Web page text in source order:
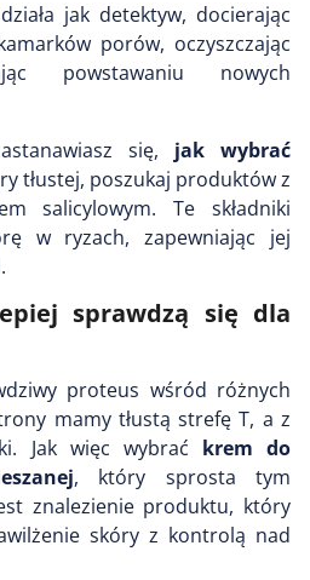
jak detektyw, docierając
porów, oczyszczając
powstawaniu nowych
się, jak wybrać
tłustej, poszukaj produktów z
salicylowym. Te składniki
w ryzach, zapewniając jej
sprawdzą się dla
proteus wśród różnych
mamy tłustą strefę T, a z
Jak więc wybrać krem do
, który sprosta tym
znalezienie produktu, który
skóry z kontrolą nad